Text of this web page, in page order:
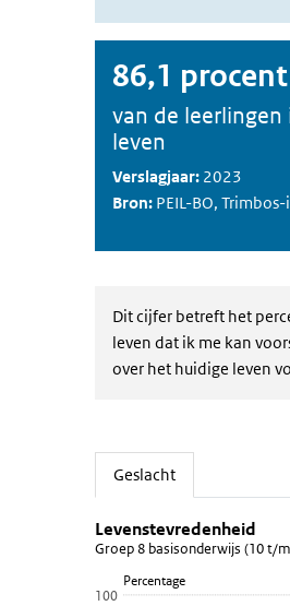
86,1 procent
van de
leven
Verslagjaar: 2023
Bron: PEIL-BO,
Dit cijfer betreft het
leven dat ik me kan
over het huidige leven
Geslacht
(Actieve tab)
Geslacht
Sla de grafiek
Groep 8 basisonderwijs
Percentage
Levenstevredenheid
Groep 8 basisonderwijs (10 t/
100